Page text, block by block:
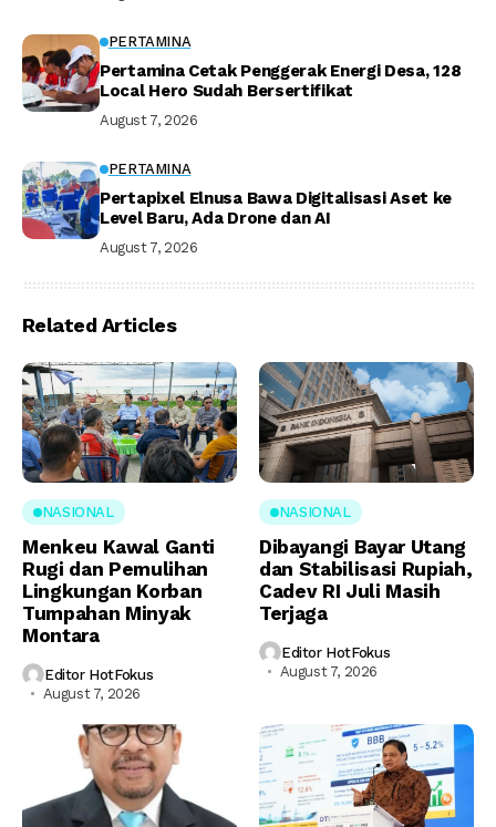
PERTAMINA
Pertamina Cetak Penggerak Energi Desa, 128
Local Hero Sudah Bersertifikat
August 7, 2026
PERTAMINA
Pertapixel Elnusa Bawa Digitalisasi Aset ke
Level Baru, Ada Drone dan AI
August 7, 2026
Related Articles
NASIONAL
Menkeu Kawal Ganti
Rugi dan Pemulihan
Lingkungan Korban
Tumpahan Minyak
Montara
Editor HotFokus
August 7, 2026
NASIONAL
Dibayangi Bayar Utang
dan Stabilisasi Rupiah,
Cadev RI Juli Masih
Terjaga
Editor HotFokus
August 7, 2026